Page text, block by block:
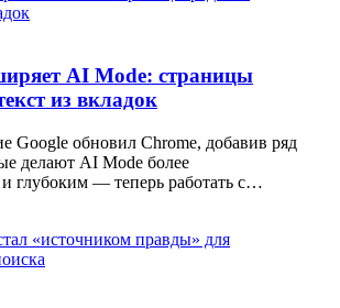
AI Mode: страницы
из вкладок
Google обновил Chrome, добавив ряд
делают AI Mode более
глубоким — теперь работать с…